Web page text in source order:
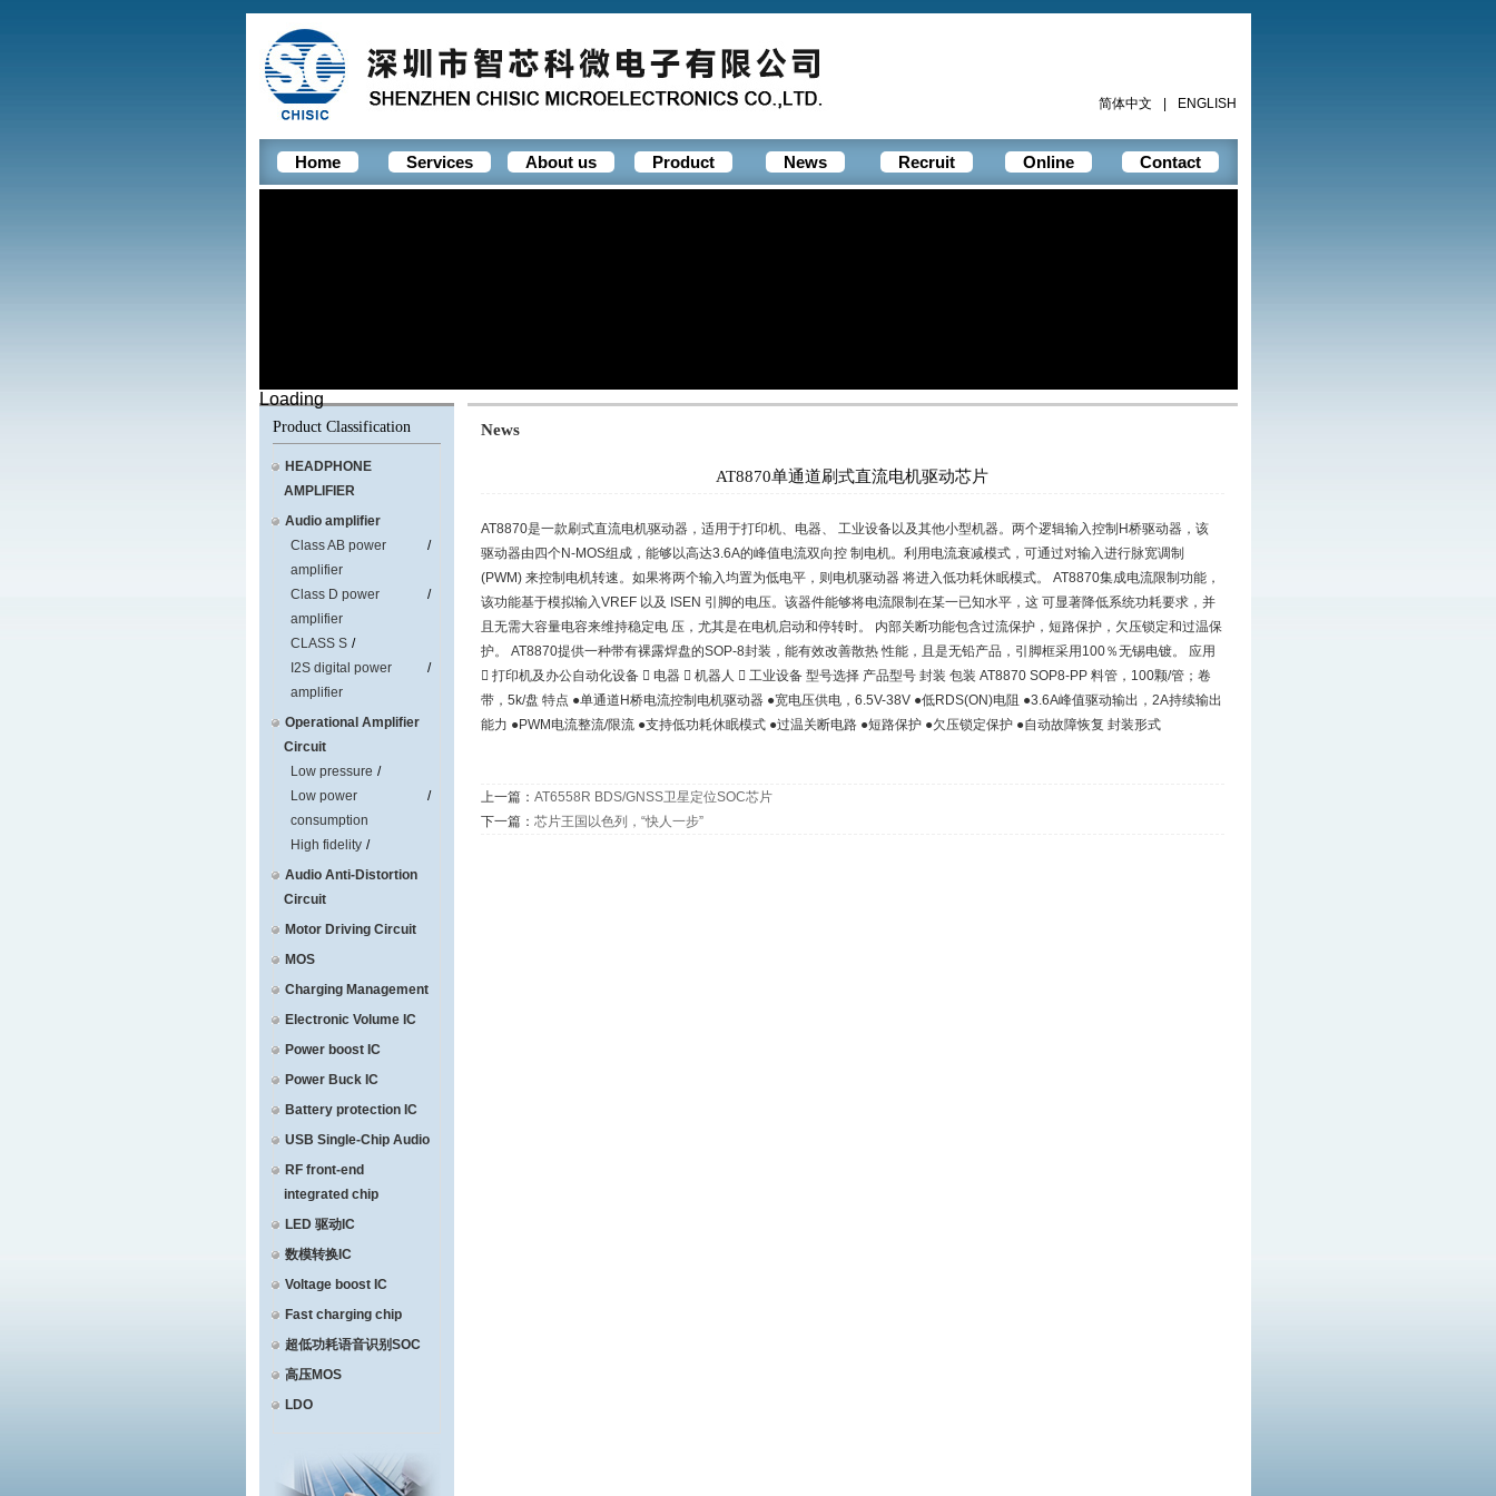
简体中文 ENGLISH
Home Services About us Product News Recruit Online Contact
Loading
Product Classification
HEADPHONE
AMPLIFIER
Audio amplifier
Class AB power
amplifier
Class D power
amplifier
CLASS S
I2S digital power
amplifier
Operational Amplifier
Circuit
Low pressure
Low power
consumption
High fidelity
Audio Anti-Distortion
Circuit
Motor Driving Circuit
MOS
Charging Management
Electronic Volume IC
Power boost IC
Power Buck IC
Battery protection IC
USB Single-Chip Audio
RF front-end
integrated chip
LED 驱动IC
数模转换IC
Voltage boost IC
Fast charging chip
超低功耗语音识别SOC
高压MOS
LDO
News
AT8870单通道刷式直流电机驱动芯片
AT8870是一款刷式直流电机驱动器，适用于打印机、电器、 工业设备以及其他小型机器。两个逻辑输入控制H桥驱动器，该
驱动器由四个N-MOS组成，能够以高达3.6A的峰值电流双向控 制电机。利用电流衰减模式，可通过对输入进行脉宽调制
(PWM) 来控制电机转速。如果将两个输入均置为低电平，则电机驱动器 将进入低功耗休眠模式。 AT8870集成电流限制功能，
该功能基于模拟输入VREF 以及 ISEN 引脚的电压。该器件能够将电流限制在某一已知水平，这 可显著降低系统功耗要求，并
且无需大容量电容来维持稳定电 压，尤其是在电机启动和停转时。 内部关断功能包含过流保护，短路保护，欠压锁定和过温保
护。 AT8870提供一种带有裸露焊盘的SOP-8封装，能有效改善散热 性能，且是无铅产品，引脚框采用100％无锡电镀。 应用
 打印机及办公自动化设备  电器  机器人  工业设备 型号选择 产品型号 封装 包装 AT8870 SOP8-PP 料管，100颗/管；卷
带，5k/盘 特点 ●单通道H桥电流控制电机驱动器 ●宽电压供电，6.5V-38V ●低RDS(ON)电阻 ●3.6A峰值驱动输出，2A持续输出
能力 ●PWM电流整流/限流 ●支持低功耗休眠模式 ●过温关断电路 ●短路保护 ●欠压锁定保护 ●自动故障恢复 封装形式
上一篇： AT6558R BDS/GNSS卫星定位SOC芯片
下一篇： 芯片王国以色列，“快人一步”